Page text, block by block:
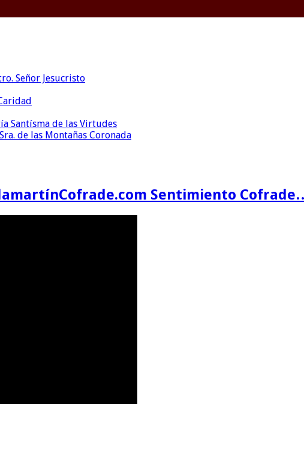
Señor Jesucristo
Santísma de las Virtudes
de las Montañas Coronada
Sentimiento